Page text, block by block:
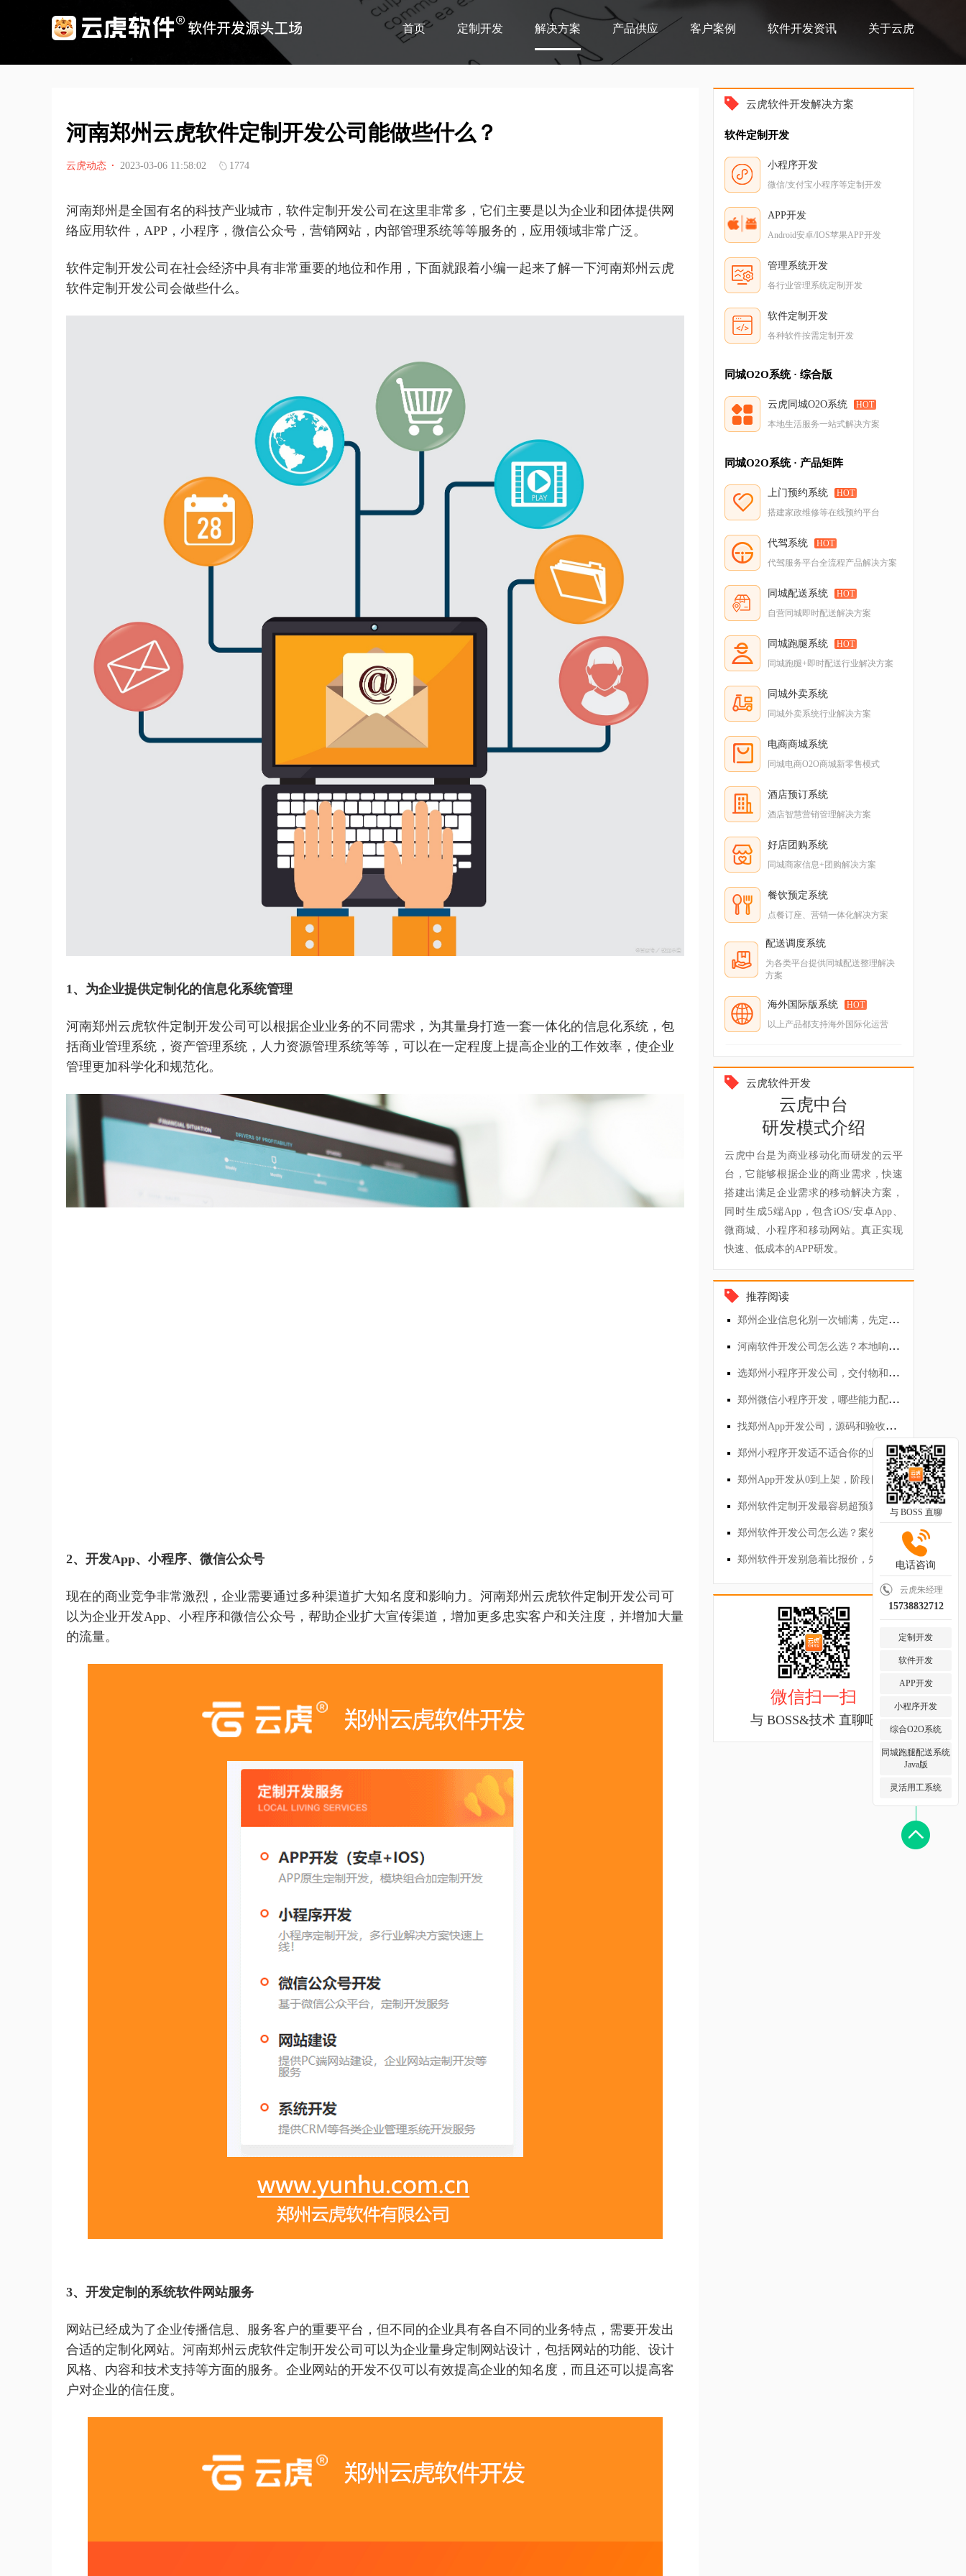
首页 定制开发 解决方案 产品供应 客户案例 软件开发资讯 关于云虎
河南郑州云虎软件定制开发公司能做些什么？
云虎动态 · 2023-03-06 11:58:02 1774
河南郑州是全国有名的科技产业城市，软件定制开发公司在这里非常多，它们主要是以为企业和团体提供网
络应用软件，APP，小程序，微信公众号，营销网站，内部管理系统等等服务的，应用领域非常广泛。
软件定制开发公司在社会经济中具有非常重要的地位和作用，下面就跟着小编一起来了解一下河南郑州云虎
软件定制开发公司会做些什么。
1、为企业提供定制化的信息化系统管理
河南郑州云虎软件定制开发公司可以根据企业业务的不同需求，为其量身打造一套一体化的信息化系统，包
括商业管理系统，资产管理系统，人力资源管理系统等等，可以在一定程度上提高企业的工作效率，使企业
管理更加科学化和规范化。
2、开发App、小程序、微信公众号
现在的商业竞争非常激烈，企业需要通过多种渠道扩大知名度和影响力。河南郑州云虎软件定制开发公司可
以为企业开发App、小程序和微信公众号，帮助企业扩大宣传渠道，增加更多忠实客户和关注度，并增加大量
的流量。
3、开发定制的系统软件网站服务
网站已经成为了企业传播信息、服务客户的重要平台，但不同的企业具有各自不同的业务特点，需要开发出
合适的定制化网站。河南郑州云虎软件定制开发公司可以为企业量身定制网站设计，包括网站的功能、设计
风格、内容和技术支持等方面的服务。企业网站的开发不仅可以有效提高企业的知名度，而且还可以提高客
户对企业的信任度。
云虎软件开发解决方案
软件定制开发
小程序开发
微信/支付宝小程序等定制开发
APP开发
Android安卓/IOS苹果APP开发
管理系统开发
各行业管理系统定制开发
软件定制开发
各种软件按需定制开发
同城O2O系统 · 综合版
云虎同城O2O系统
HOT
本地生活服务一站式解决方案
同城O2O系统 · 产品矩阵
上门预约系统
HOT
搭建家政维修等在线预约平台
代驾系统
HOT
代驾服务平台全流程产品解决方案
同城配送系统
HOT
自营同城即时配送解决方案
同城跑腿系统
HOT
同城跑腿+即时配送行业解决方案
同城外卖系统
同城外卖系统行业解决方案
电商商城系统
同城电商O2O商城新零售模式
酒店预订系统
酒店智慧营销管理解决方案
好店团购系统
同城商家信息+团购解决方案
餐饮预定系统
点餐订座、营销一体化解决方案
配送调度系统
为各类平台提供同城配送整理解决
方案
海外国际版系统
HOT
以上产品都支持海外国际化运营
云虎软件开发
云虎中台
研发模式介绍
云虎中台是为商业移动化而研发的云平
台，它能够根据企业的商业需求，快速
搭建出满足企业需求的移动解决方案，
同时生成5端App，包含iOS/安卓App、
微商城、小程序和移动网站。真正实现
快速、低成本的APP研发。
推荐阅读
郑州企业信息化别一次铺满，先定最小可用系统
河南软件开发公司怎么选？本地响应和远程外包差在哪
选郑州小程序开发公司，交付物和改需求怎么谈
郑州微信小程序开发，哪些能力配齐才算闭环
找郑州App开发公司，源码和验收别含糊
郑州小程序开发适不适合你的业务？先看场景
郑州App开发从0到上架，阶段目标怎么定
郑州软件定制开发最容易超预算的地方在哪
郑州软件开发别急着比报价，先对齐需求和交付
微信扫一扫
与 BOSS&技术 直聊吧
与 BOSS 直聊
电话咨询
云虎朱经理
15738832712
定制开发
软件开发
APP开发
小程序开发
综合O2O系统
同城跑腿配送系统
Java版
灵活用工系统